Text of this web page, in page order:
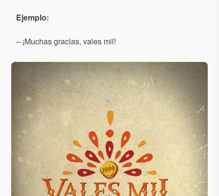
Ejemplo:
– ¡Muchas gracias, vales mil!